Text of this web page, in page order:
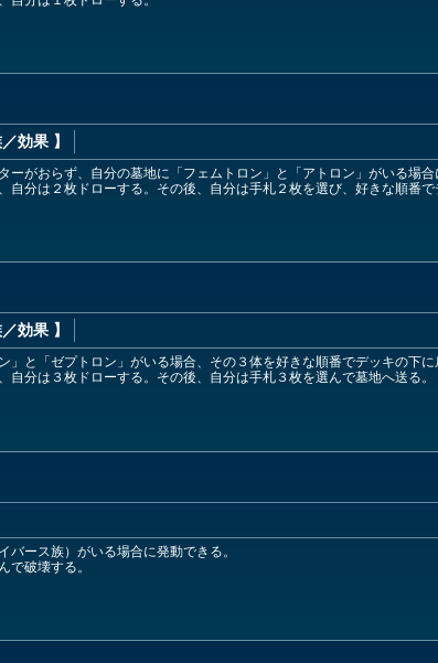
／効果 】
ーがおらず、自分の墓地に「フェムトロン」と「アトロン」がいる場合
自分は２枚ドローする。その後、自分は手札２枚を選び、好きな順番で
／効果 】
」と「ゼプトロン」がいる場合、その３体を好きな順番でデッキの下に
自分は３枚ドローする。その後、自分は手札３枚を選んで墓地へ送る。
バース族）がいる場合に発動できる。
で破壊する。